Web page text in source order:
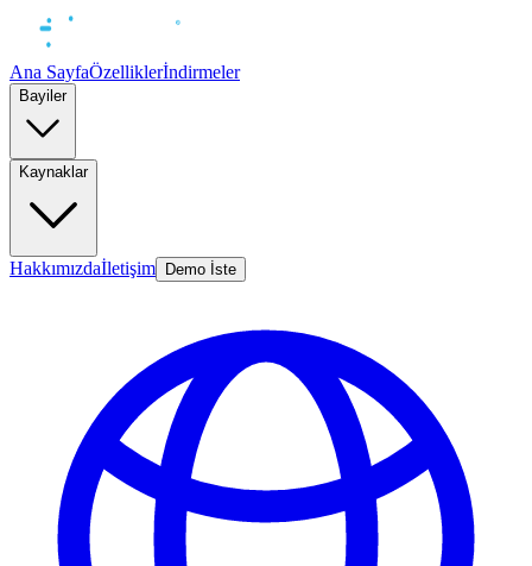
Ana SayfaÖzelliklerİndirmeler
Bayiler
Kaynaklar
Hakkımızdaİletişim Demo İste